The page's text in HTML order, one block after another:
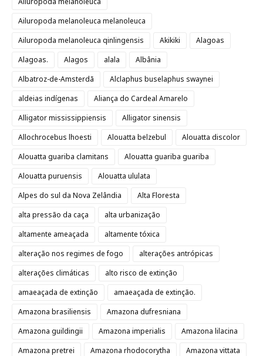
Ailuropoda melanoleuca melanoleuca
Ailuropoda melanoleuca qinlingensis
Akikiki
Alagoas
Alagoas.
Alagos alala
Albânia
Albatroz-de-Amsterdã
Alclaphus buselaphus swaynei
aldeias indígenas
Aliança do Cardeal Amarelo
Alligator mississippiensis
Alligator sinensis
Allochrocebus lhoesti
Alouatta belzebul
Alouatta discolor
Alouatta guariba clamitans
Alouatta guariba guariba
Alouatta puruensis
Alouatta ululata
Alpes do sul da Nova Zelândia
Alta Floresta
alta pressão da caça
alta urbanização
altamente ameaçada
altamente tóxica
alteração nos regimes de fogo
alterações antrópicas
alterações climáticas
alto risco de extinção
amaeaçada de extinção
amaeaçada de extinção.
Amazona brasiliensis
Amazona dufresniana
Amazona guildingii
Amazona imperialis
Amazona lilacina
Amazona pretrei
Amazona rhodocorytha
Amazona vittata